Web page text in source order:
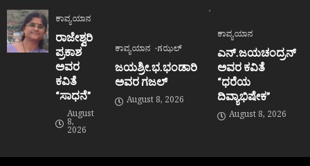
ಕಾವ್ಯಯಾನ
ರಾಜೇಶ್ವರಿ
ಪ್ರಕಾಶ
ಅವರ
ಕವಿತೆ
“ಸಾಧನೆ”
August
8,
2026
ಕಾವ್ಯಯಾನ ಗಝಲ್
ಜಯಶ್ರೀ.ಭ.ಭಂಡಾರಿ
ಅವರ ಗಜಲ್
August 8, 2026
ಕಾವ್ಯಯಾನ
ಎನ್.ಜಯಚಂದ್ರನ್
ಅವರ ಕವಿತೆ
“ಧರೆಯ
ದಿವ್ಯಾಭಿಷೇಕ”
August 8, 2026